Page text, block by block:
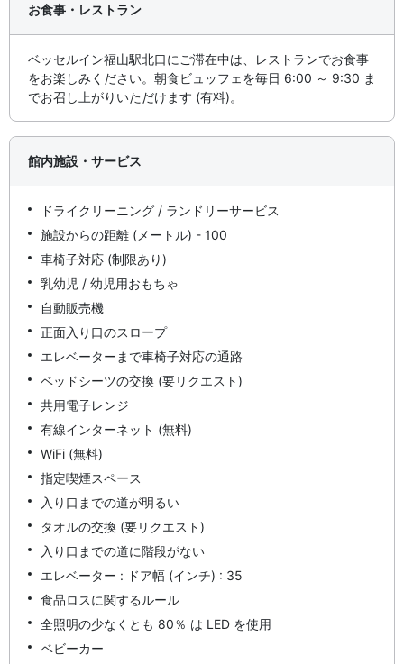
お食事・レストラン
ベッセルイン福山駅北口にご滞在中は、レストランでお食事
をお楽しみください。朝食ビュッフェを毎日 6:00 ～ 9:30 ま
でお召し上がりいただけます (有料)。
館内施設・サービス
ドライクリーニング / ランドリーサービス
施設からの距離 (メートル) - 100
車椅子対応 (制限あり)
乳幼児 / 幼児用おもちゃ
自動販売機
正面入り口のスロープ
エレベーターまで車椅子対応の通路
ベッドシーツの交換 (要リクエスト)
共用電子レンジ
有線インターネット (無料)
WiFi (無料)
指定喫煙スペース
入り口までの道が明るい
タオルの交換 (要リクエスト)
入り口までの道に階段がない
エレベーター : ドア幅 (インチ) : 35
食品ロスに関するルール
全照明の少なくとも 80％ は LED を使用
ベビーカー